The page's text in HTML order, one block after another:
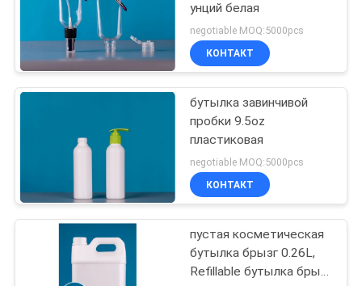
ПРОВЕРКА
КАЧЕСТВА
PRIVACY
POLICY
унций белая
negotiable MOQ:5000pcs
КОНТАКТ
бутылка завинчивой
пробки 9.5oz
пластиковая
negotiable MOQ:5000pcs
КОНТАКТ
пустая косметическая
бутылка брызг 0.26L,
Refillable бутылка брызг